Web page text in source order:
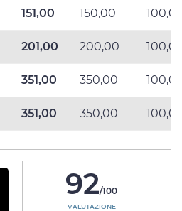
151,00 150,00
201,00 200,00
351,00 350,00
351,00 350,00
92/100
VALUTAZIONE